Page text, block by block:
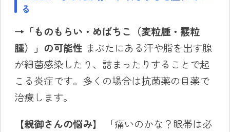
る
→「ものもらい・めばちこ（麦粒腫・霰粒
腫）」の可能性 まぶたにある汗や脂を出す腺
が細菌感染したり、詰まったりすることで起
こる炎症です。多くの場合は抗菌薬の目薬で
治療します。
【親御さんの悩み】
「痛いのかな？眼帯は必